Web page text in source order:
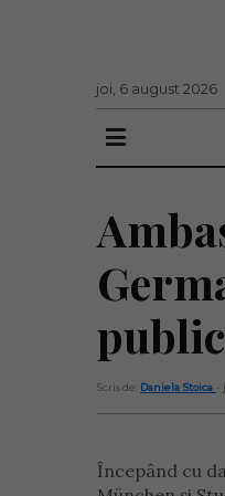
joi, 6 august 2026
Scris de: Daniela Stoica -
Începând cu